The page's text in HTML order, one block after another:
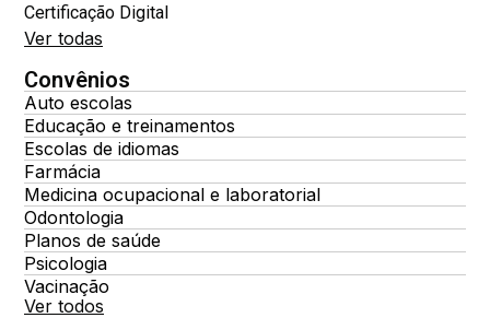
Certificação Digital
Ver todas
Convênios
Auto escolas
Educação e treinamentos
Escolas de idiomas
Farmácia
Medicina ocupacional e laboratorial
Odontologia
Planos de saúde
Psicologia
Vacinação
Ver todos